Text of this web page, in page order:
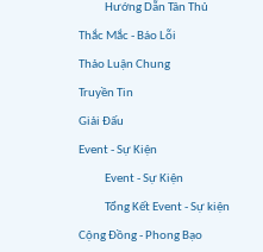
Hướng Dẫn Tân Thủ
Thắc Mắc - Báo Lỗi
Thảo Luận Chung
Truyền Tin
Giải Đấu
Event - Sự Kiện
Event - Sự Kiện
Tổng Kết Event - Sự kiện
Cộng Đồng - Phong Bạo